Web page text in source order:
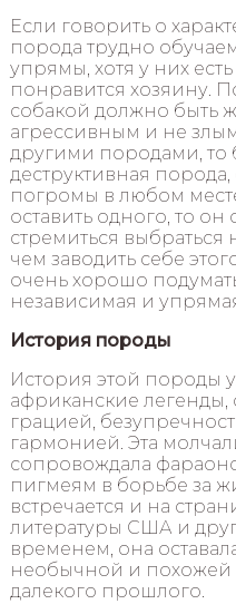
Если говорить о
порода трудно
упрямы, хотя у них
понравится хозяину.
собакой должно быть
агрессивным и не
другими породами, то
деструктивная порода,
погромы в любом
оставить одного, то он
стремиться
чем заводить себе
очень хорошо
независимая и
История породы
История этой породы
африканские легенды,
грацией,
гармонией. Эта
сопровождала
пигмеям в борьбе за
встречается и на
литературы США и
временем, она
необычной и похожей
далекого прошлого.